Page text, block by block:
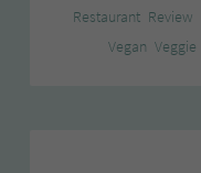
Restaurant Review
Vegan Veggie